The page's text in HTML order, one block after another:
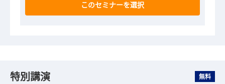
このセミナーを選択
特別講演 無料